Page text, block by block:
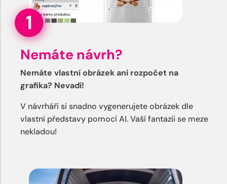
Nemáte návrh?
Nemáte vlastní obrázek ani rozpočet na
grafika? Nevadí!
V návrháři si snadno vygenerujete obrázek dle
vlastní představy pomocí AI. Vaší fantazii se meze
nekladou!